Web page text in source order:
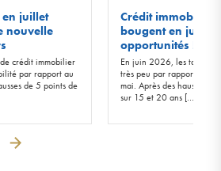
juillet
nouvelle
crédit immobilier
par rapport au
de 5 points de
Crédit immobilier
bougent en juin
opportunités !
En juin 2026, les taux
très peu par rapport à
mai. Après des hausses
sur 15 et 20 ans […]